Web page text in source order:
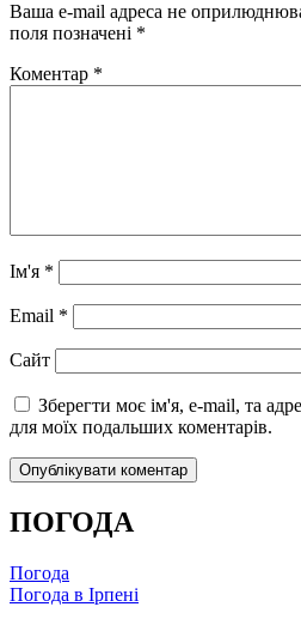
Ваша e-mail адреса не
поля позначені *
Коментар *
Ім'я *
Email *
Сайт
Зберегти моє ім'я, e-mail, та
для моїх подальших коментарів.
ПОГОДА
Погода
Погода в Ірпені